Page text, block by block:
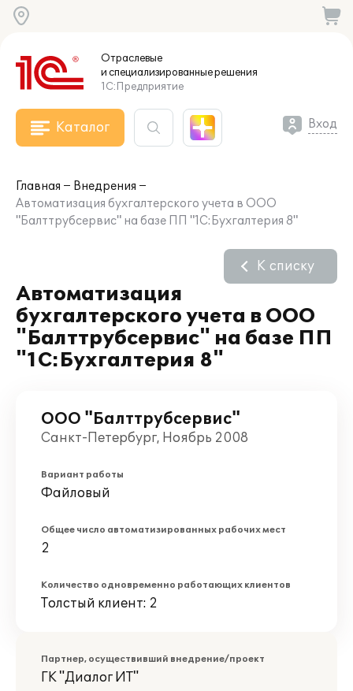
Отраслевые
и специализированныерешения
1С:Предприятие
Каталог Вход
Главная
Внедрения
Автоматизация бухгалтерского учета в ООО
"Балттрубсервис" на базе ПП "1С:Бухгалтерия 8"
Автоматизация
бухгалтерского учета в ООО
"Балттрубсервис" на базе ПП
"1С:Бухгалтерия 8"
К списку
ООО "Балттрубсервис"
Санкт-Петербург, Ноябрь 2008
Вариант работы
Файловый
Общее число автоматизированных рабочих мест
2
Количество одновременно работающих клиентов
Толстый клиент: 2
Партнер, осуществивший внедрение/проект
ГК "Диалог ИТ"